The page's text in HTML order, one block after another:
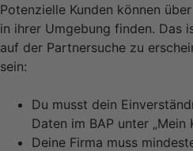
Potenzielle Kunden können
in ihrer Umgebung finden. Das
auf der Partnersuche zu
sein:
Du musst dein
Daten im BAP unter „Mein
Deine Firma muss